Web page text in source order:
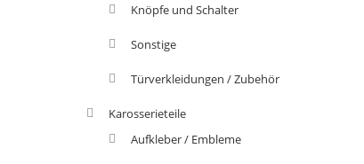
Knöpfe und Schalter
Sonstige
Türverkleidungen / Zubehör
Karosserieteile
Aufkleber / Embleme